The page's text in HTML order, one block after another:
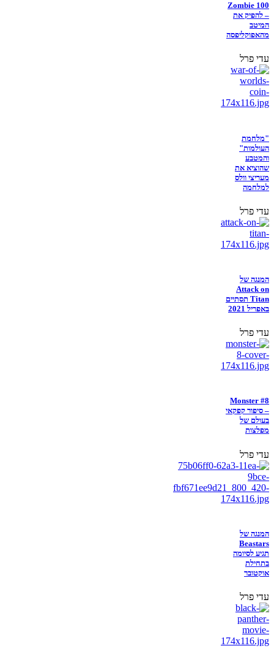
Zombie 100
– להפיק את
המיטב
מהאפוקליפסה
עדי פרל
"מלחמת
העולמות"
והמטבע
שהוציא את
מעריצי וולס
למלחמה
עדי פרל
המנגה של
Attack on
Titan תסתיים
באפריל 2021
עדי פרל
Monster #8
– סיפור קפקאי
בעולם של
מפלצות
עדי פרל
המנגה של
Beastars
תגיע לסיומה
בתחילת
אוקטובר
עדי פרל